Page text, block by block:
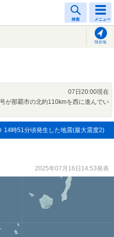
検索 メニュー
現在地
07日20:00現在
が那覇市の北約110kmを西に進んでい
14時51分頃発生した地震(最大震度2)
2025年07月16日14:53発表